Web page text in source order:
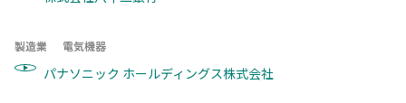
製造業 電気機器
パナソニック ホールディングス株式会社